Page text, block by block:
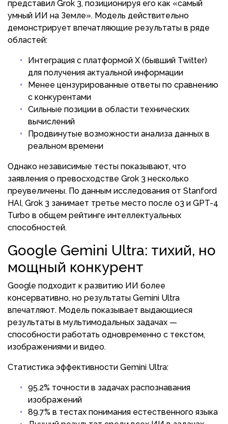
представил Grok 3, позиционируя его как «самый
умный ИИ на Земле». Модель действительно
демонстрирует впечатляющие результаты в ряде
областей:
Интеграция с платформой X (бывший Twitter)
для получения актуальной информации
Менее цензурированные ответы по сравнению
с конкурентами
Сильные позиции в области технических
вычислений
Продвинутые возможности анализа данных в
реальном времени
Однако независимые тесты показывают, что
заявления о превосходстве Grok 3 несколько
преувеличены. По данным исследования от Stanford
HAI, Grok 3 занимает третье место после o3 и GPT-4
Turbo в общем рейтинге интеллектуальных
способностей.
Google Gemini Ultra: тихий, но
мощный конкурент
Google подходит к развитию ИИ более
консервативно, но результаты Gemini Ultra
впечатляют. Модель показывает выдающиеся
результаты в мультимодальных задачах —
способности работать одновременно с текстом,
изображениями и видео.
Статистика эффективности Gemini Ultra:
95.2% точности в задачах распознавания
изображений
89.7% в тестах понимания естественного языка